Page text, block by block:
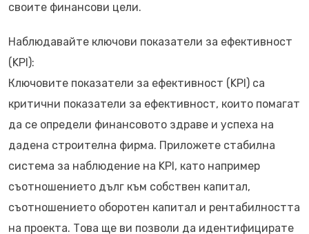
своите финансови цели.
Наблюдавайте ключови показатели за ефективност
(KPI):
Ключовите показатели за ефективност (KPI) са
критични показатели за ефективност, които помагат
да се определи финансовото здраве и успеха на
дадена строителна фирма. Приложете стабилна
система за наблюдение на KPI, като например
съотношението дълг към собствен капитал,
съотношението оборотен капитал и рентабилността
на проекта. Това ще ви позволи да идентифицирате